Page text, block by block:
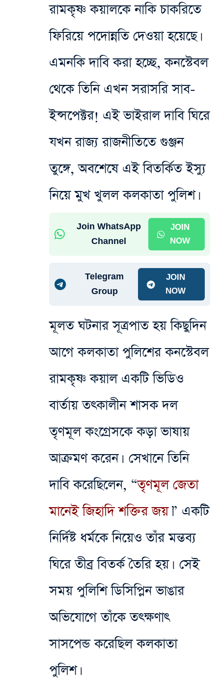
রামকৃষ্ণ কয়ালকে নাকি চাকরিতে
ফিরিয়ে পদোন্নতি দেওয়া হয়েছে।
এমনকি দাবি করা হচ্ছে, কনস্টেবল
থেকে তিনি এখন সরাসরি সাব-
ইন্সপেক্টর! এই ভাইরাল দাবি ঘিরে
যখন রাজ্য রাজনীতিতে গুঞ্জন
তুঙ্গে, অবশেষে এই বিতর্কিত ইস্যু
নিয়ে মুখ খুলল কলকাতা পুলিশ।
Join WhatsApp
Channel
JOIN
NOW
Telegram
Group
JOIN
NOW
মূলত ঘটনার সূত্রপাত হয় কিছুদিন
আগে কলকাতা পুলিশের কনস্টেবল
রামকৃষ্ণ কয়াল একটি ভিডিও
বার্তায় তৎকালীন শাসক দল
তৃণমূল কংগ্রেসকে কড়া ভাষায়
আক্রমণ করেন। সেখানে তিনি
দাবি করেছিলেন, “তৃণমূল জেতা
মানেই জিহাদি শক্তির জয়।” একটি
নির্দিষ্ট ধর্মকে নিয়েও তাঁর মন্তব্য
ঘিরে তীব্র বিতর্ক তৈরি হয়। সেই
সময় পুলিশি ডিসিপ্লিন ভাঙার
অভিযোগে তাঁকে তৎক্ষণাৎ
সাসপেন্ড করেছিল কলকাতা
পুলিশ।